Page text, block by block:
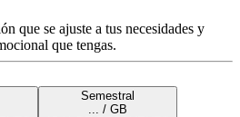
que se ajuste a tus necesidades y
que tengas.
Semestral
... / GB